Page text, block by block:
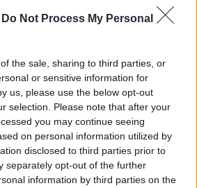
Do Not Process My Personal
the sale, sharing to third parties, or
or sensitive information for
us, please use the below opt-out
selection. Please note that after your
you may continue seeing
on personal information utilized by
disclosed to third parties prior to
separately opt-out of the further
information by third parties on the